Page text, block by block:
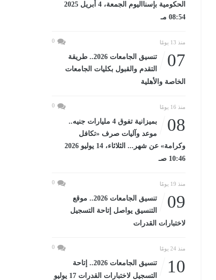
الحكومية بإسنااليوم الجمعة، 4 أبريل 2025
08:54 مـ
منذ 13 يومًا 0
07
تنسيق الجامعات 2026.. طريقة
التقدم والقبول بكليات الجامعات
الخاصة والأهلية
منذ 16 يومًا 0
08
بميزانية تفوق 4 مليارات جنيه..
موعد وآليات صرف «تكافل
وكرامة» عن شهر... الثلاثاء، 14 يوليو 2026
10:46 صـ
منذ 19 يومًا 0
09
تنسيق الجامعات 2026.. موقع
التنسيق يواصل إتاحة التسجيل
لاختبارات القدرات
منذ 24 يومًا 0
10
تنسيق الجامعات 2026.. إتاحة
التسجيل لاختبارات القدرات 17 يوليو